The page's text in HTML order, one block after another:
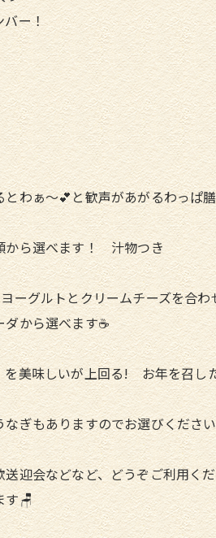
ー！
わぁ〜💕と歓声があがるわっぱ
から選べます！ 汁物つき
ーグルトとクリームチーズを合
から選べます☕
を美味しいが上回る! お年を召
ぎもありますのでお選びくださ
迎会などなど、どうぞご利用く
す🪑